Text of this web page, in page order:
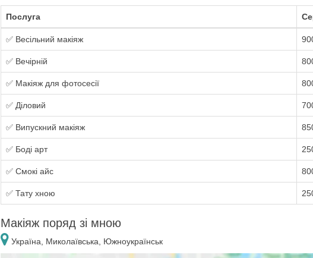
Послуга
✅ Весільний макіяж
✅ Вечірній
✅ Макіяж для фотосесії
✅ Діловий
✅ Випускний макіяж
✅ Боді арт
✅ Смокі айс
✅ Тату хною
Макіяж поряд зі мною
Україна, Миколаївська, Южноукраїнськ